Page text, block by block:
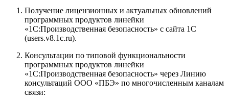
Получение лицензионных и актуальных обновлений
программных продуктов линейки
«1С:Производственная безопасность» с сайта 1С
(users.v8.1c.ru).
Консультации по типовой функциональности
программных продуктов линейки
«1С:Производственная безопасность» через Линию
консультаций ООО «ПБЭ» по многочисленным каналам
связи: